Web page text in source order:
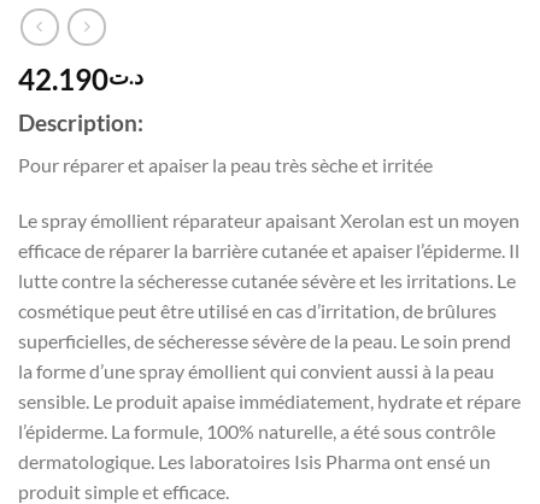
د.ت42.190
Description:
Pour réparer et apaiser la peau très sèche et irritée
Le spray émollient réparateur apaisant Xerolan est un moyen
efficace de réparer la barrière cutanée et apaiser l’épiderme. Il
lutte contre la sécheresse cutanée sévère et les irritations. Le
cosmétique peut être utilisé en cas d’irritation, de brûlures
superficielles, de sécheresse sévère de la peau. Le soin prend
la forme d’une spray émollient qui convient aussi à la peau
sensible. Le produit apaise immédiatement, hydrate et répare
l’épiderme. La formule, 100% naturelle, a été sous contrôle
dermatologique. Les laboratoires Isis Pharma ont ensé un
produit simple et efficace.